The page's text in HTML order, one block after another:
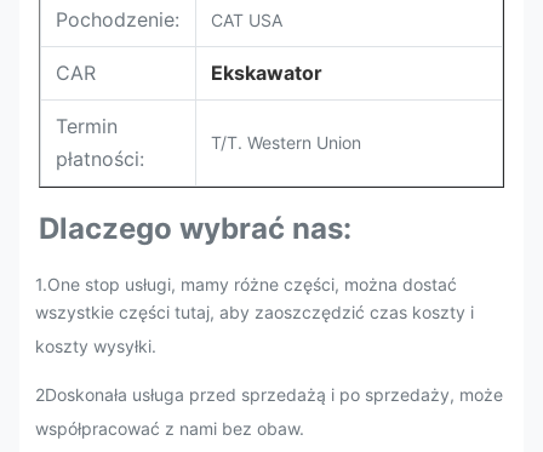
Pochodzenie: CAT USA
CAR Ekskawator
Termin
płatności:
T/T. Western Union
Dlaczego wybrać nas:
1.One stop usługi, mamy różne części, można dostać
wszystkie części tutaj, aby zaoszczędzić czas koszty i
koszty wysyłki.
2Doskonała usługa przed sprzedażą i po sprzedaży, może
współpracować z nami bez obaw.